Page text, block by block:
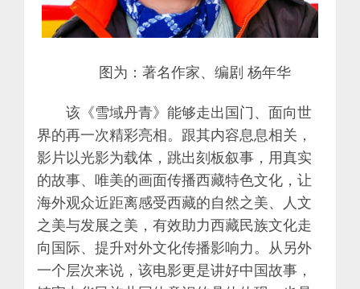
图为：著名作家、编剧 杨年华
该《雪域丹青》能够走出国门、面向世
界的再一次精彩亮相。跟其内容息息相关，
影片以光影为载体，跳出刻板叙事，用真实
的故事、唯美的画面传播西藏特色文化，让
海外观众近距离感受西藏的自然之美、人文
之美与发展之美，有效助力西藏民族文化走
向国际、提升对外文化传播影响力。从另外
一个层次来说，该电影更是讲好中国故事，